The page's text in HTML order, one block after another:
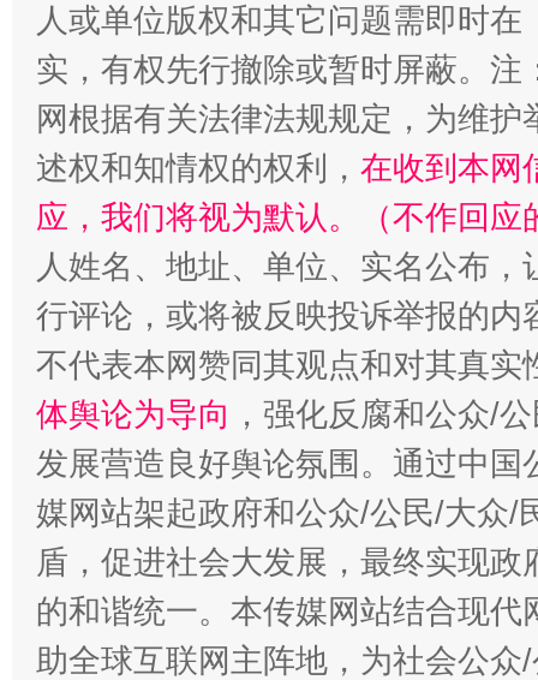
人或单位版权和其它问题需即时在
实，有权先行撤除或暂时屏蔽。
网根据有关法律法规规定，为维
述权和知情权的权利， 在收到本网
应，我们将视为默认。（不作回应
人姓名、地址、单位、实名公布
行评论，或将被反映投诉举报的
不代表本网赞同其观点和对其真实
体舆论为导向 ，强化反腐和公众/
发展营造良好舆论氛围。通过中
媒网站架起政府和公众/公民/大众/
盾，促进社会大发展，最终实现
的和谐统一。本传媒网站结合现
助全球互联网主阵地，为社会公